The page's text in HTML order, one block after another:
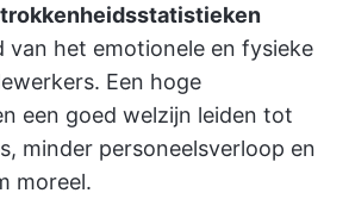
van het emotionele en fysieke
Een hoge
een goed welzijn leiden tot
minder personeelsverloop en
moreel.